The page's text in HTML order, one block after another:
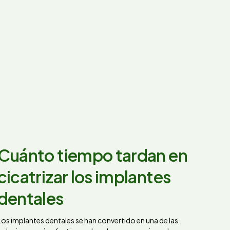
tiempo tardan en
los implantes
implantes dentales se han convertido en una de las